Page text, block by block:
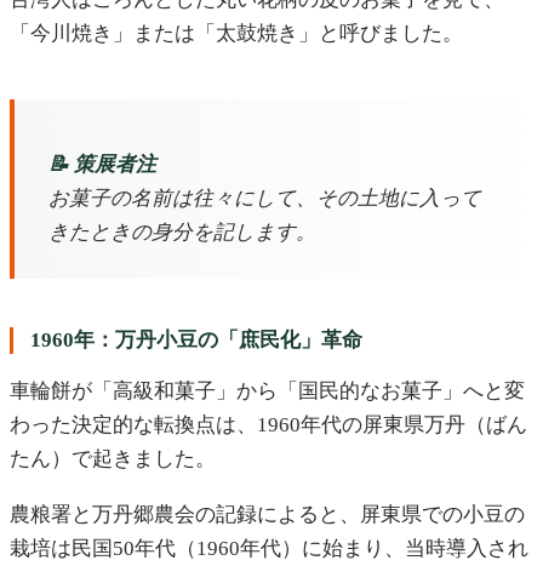
「今川焼き」または「太鼓焼き」と呼びました。
📝 策展者注
お菓子の名前は往々にして、その土地に入って
きたときの身分を記します。
1960年：万丹小豆の「庶民化」革命
車輪餅が「高級和菓子」から「国民的なお菓子」へと変
わった決定的な転換点は、1960年代の屏東県万丹（ばん
たん）で起きました。
農粮署と万丹郷農会の記録によると、屏東県での小豆の
栽培は民国50年代（1960年代）に始まり、当時導入され